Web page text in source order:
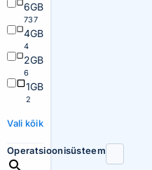
6GB
737
4GB
4
2GB
6
1GB
2
Vali kõik
Operatsioonisüsteem